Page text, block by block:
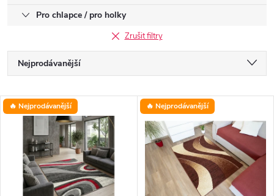
Pro chlapce / pro holky
Zrušit filtry
Ř
a
Nejprodávanější
Nejdražší
Abecedně
V
🔥 Nejprodávanější 🔥 Nejprodávanější